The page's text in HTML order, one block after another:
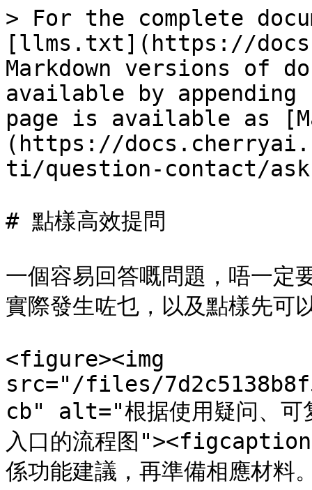
> For the complete
[llms.txt](https://
Markdown versions of
available by
page is available as
(https://
ti/question-contact/
# 點樣高效提問
一個容易回答嘅問題，唔一定
實際發生咗乜，以及點樣先可
<figure><img
src="/files/
cb" alt="根据使用疑问、可
入口的流程图
係功能建議，再準備相應